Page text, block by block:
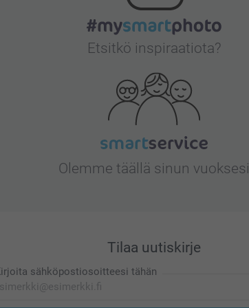
Etsitkö inspiraatiota?
Olemme täällä sinun vuoksesi
Tilaa uutiskirje
sähköpostiosoitteesi tähän